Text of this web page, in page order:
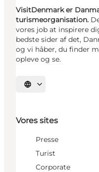
VisitDenmark er
turismeorganisation.
vores job at inspirere
bedste sider af det,
og vi håber, du finder
opleve og se.
Vælg sprog
Vores sites
Presse
Turist
Corporate